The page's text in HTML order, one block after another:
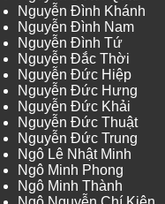
Nguyễn Đình Khánh
Nguyễn Đình Nam
Nguyễn Đình Tứ
Nguyễn Đắc Thời
Nguyễn Đức Hiệp
Nguyễn Đức Hưng
Nguyễn Đức Khải
Nguyễn Đức Thuật
Nguyễn Đức Trung
Ngô Lê Nhật Minh
Ngô Minh Phong
Ngô Minh Thành